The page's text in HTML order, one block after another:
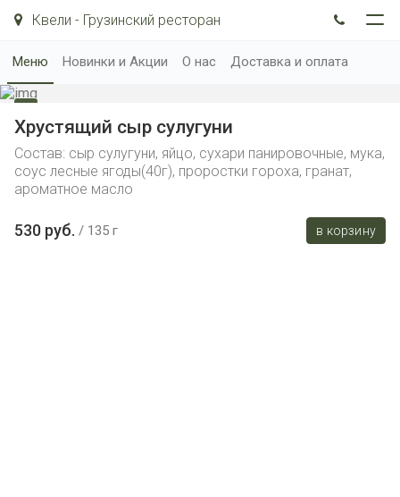
Квели - Грузинский ресторан
Меню Новинки и Акции О нас Доставка и оплата
Хрустящий сыр сулугуни
Состав: сыр сулугуни, яйцо, сухари панировочные, мука,
соус лесные ягоды(40г), проростки гороха, гранат,
ароматное масло
530 руб. 135 г в корзину